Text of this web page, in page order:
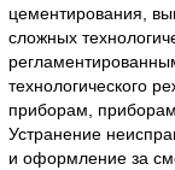
цементирования,
сложных
технологического
приборам,
Устранение
и оформление за